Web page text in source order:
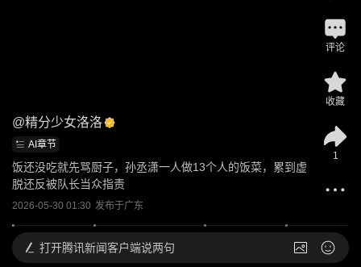
@精分少女洛洛
AI章节
饭还没吃就先骂厨子，孙丞潇一人做13个人的饭菜，累到虚
脱还反被队长当众指责
2026-05-30 01:30 发布于广东
评论
收藏
1
打开腾讯新闻客户端说两句